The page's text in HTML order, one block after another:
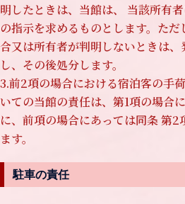
明したときは、当館は、 当該所有
の指示を求めるものとします。た
合又は所有者が判明しないときは
し、その後処分します。
3.前2項の場合における宿泊客の手
いての当館の責任は、第1項の場合
に、前項の場合にあっては同条 第2
ます。
駐車の責任